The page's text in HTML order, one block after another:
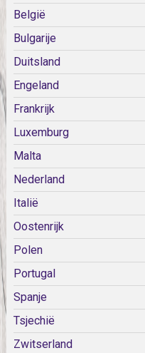
België
Bulgarije
Duitsland
Engeland
Frankrijk
Luxemburg
Malta
Nederland
Italië
Oostenrijk
Polen
Portugal
Spanje
Tsjechië
Zwitserland